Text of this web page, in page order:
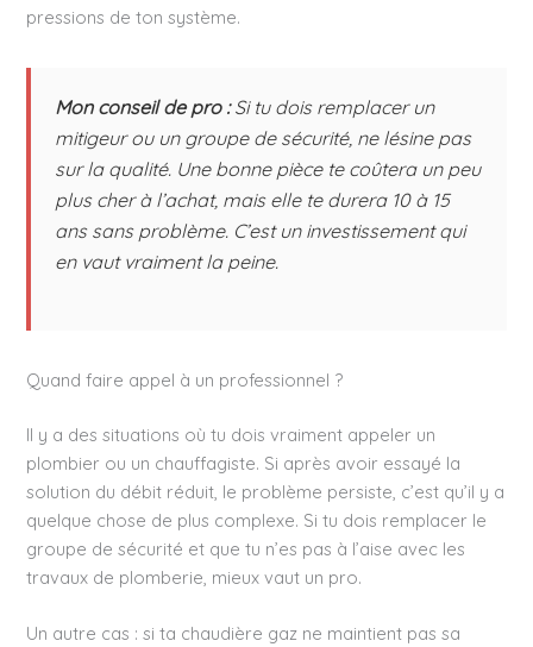
pressions de ton système.
Mon conseil de pro :Si tu dois remplacer un
mitigeur ou un groupe de sécurité, ne lésine pas
sur la qualité. Une bonne pièce te coûtera un peu
plus cher à l’achat, mais elle te durera 10 à 15
ans sans problème. C’est un investissement qui
en vaut vraiment la peine.
Quand faire appel à un professionnel ?
Il y a des situations où tu dois vraiment appeler un
plombier ou un chauffagiste. Si après avoir essayé la
solution du débit réduit, le problème persiste, c’est qu’il y a
quelque chose de plus complexe. Si tu dois remplacer le
groupe de sécurité et que tu n’es pas à l’aise avec les
travaux de plomberie, mieux vaut un pro.
Un autre cas : si ta chaudière gaz ne maintient pas sa